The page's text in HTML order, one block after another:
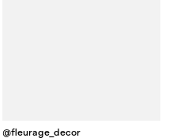
@fleurage_decor